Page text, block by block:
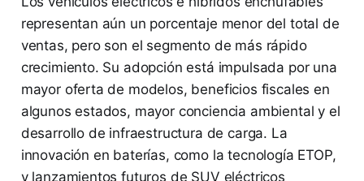
representan aún un porcentaje menor del total de
ventas, pero son el segmento de más rápido
crecimiento. Su adopción está impulsada por una
mayor oferta de modelos, beneficios fiscales en
algunos estados, mayor conciencia ambiental y el
desarrollo de infraestructura de carga. La
innovación en baterías, como la tecnología ETOP,
y lanzamientos futuros de SUV eléctricos